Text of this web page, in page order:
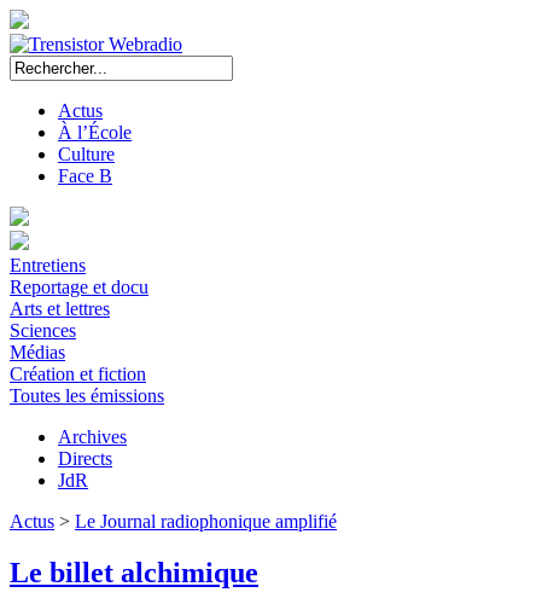
Actus
À l’École
Culture
Face B
Entretiens
Reportage et docu
Arts et lettres
Sciences
Médias
Création et fiction
Toutes les émissions
Archives
Directs
JdR
Actus > Le Journal radiophonique amplifié
Le billet alchimique